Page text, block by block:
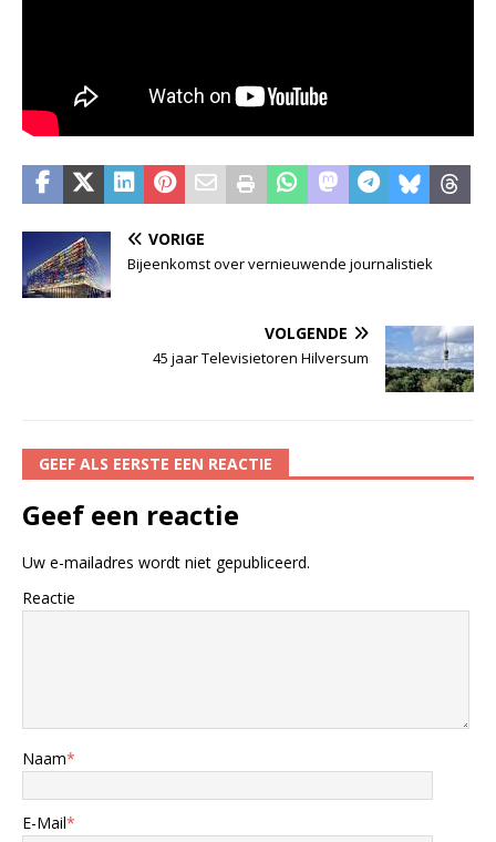
VORIGE
Bijeenkomst over vernieuwende journalistiek
VOLGENDE
45 jaar Televisietoren Hilversum
GEEF ALS EERSTE EEN REACTIE
Geef een reactie
Uw e-mailadres wordt niet gepubliceerd.
Reactie
Naam*
E-Mail*